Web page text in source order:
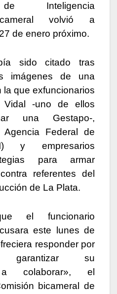
Inteligencia
volvió a
de enero próximo.
sido citado tras
imágenes de una
la que exfuncionarios
-uno de ellos
una Gestapo-,
Federal de
y empresarios
para armar
referentes del
de La Plata.
el funcionario
este lunes de
responder por
garantizar su
a colaborar», el
bicameral de